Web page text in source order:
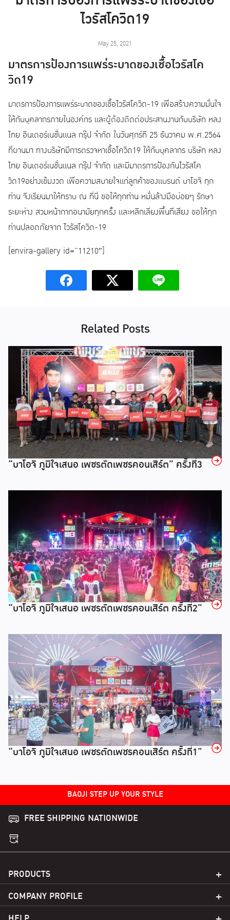
ไวรัสโควิด19
May 25, 2021
มาตรการป้องการแพร่ระบาดของเชื้อไวรัสโค
วิด19
มาตรการป้องการแพร่ระบาดของเชื้อไวรัสโควิด-19 เพื่อสร้างความมั่นใจ
ให้กับบุคลากรภายในองค์กร และผู้ต้องติดต่อประสานงานกับบริษัท หลง
ไทย อินเตอร์เนชั่นแนล กรุ๊ป จำกัด ในวันศุกร์ที 25 ธันวาคม พ.ศ.2564
ที่ผานมา ทางบริษัทมีการตรวจหาเชื้อโควิด19 ให้กับบุคลากร บริษัท หลง
ไทย อินเตอร์เนชั่นแนล กรุ๊ป จำกัด และมีมาตรการป้องกันไวรัสโค
วิด19อย่างเข้มงวด เพื่อความสบายใจแก่ลูกค้าของแบรนด์ บาโอจิ ทุก
ท่าน จีงเรียนมาให้ทราบ ณ ที่นี่ ขอให้ทุกท่าน หมั่นล้างมือบ่อยๆ รักษา
ระยะห่าง สวมหน้ากากอนามัยทุกครั้ง และหลีกเลี่ยงพื้นที่เสี่ยง ขอให้ทุก
ท่านปลอดภัยจาก ไวรัสโควิด-19
[envira-gallery id=”11210″]
Related Posts
“บาโอจิ ภูมิใจเสนอ เพชรตัดเพชรคอนเสิร์ต” ครั้งที่3 →
“บาโอจิ ภูมิใจเสนอ เพชรตัดเพชรคอนเสิร์ต ครั้งที่2” →
“บาโอจิ ภูมิใจเสนอ เพชรตัดเพชรคอนเสิร์ต ครั้งที่1” →
BAOJI STEP UP YOUR STYLE
FREE SHIPPING NATIONWIDE
PRODUCTS
COMPANY PROFILE